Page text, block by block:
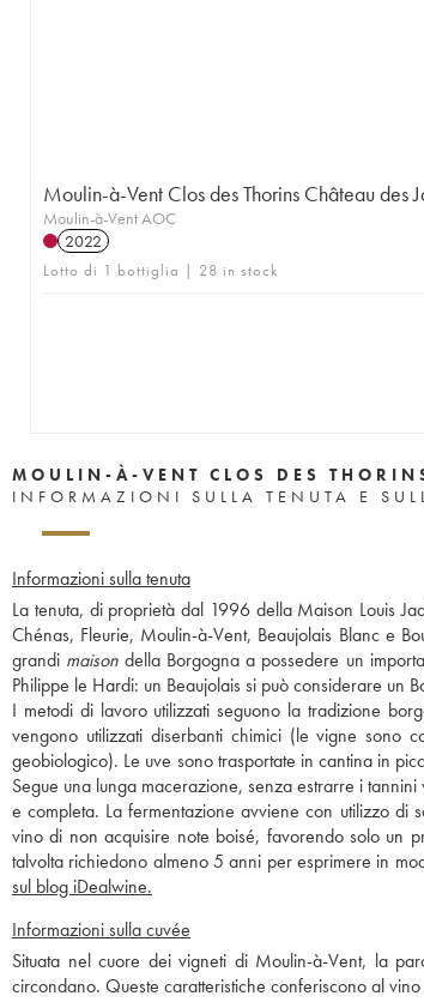
Moulin-à-Vent Clos des Thorins Château des
Moulin-à-Vent AOC
2022
Lotto di 1 bottiglia | 28 in stock
MOULIN-À-VENT CLOS DES
INFORMAZIONI SULLA TENUTA E
Informazioni sulla tenuta
La tenuta, di proprietà dal 1996 della Maison Louis
Chénas, Fleurie, Moulin-à-Vent, Beaujolais Blanc e
grandi maison della Borgogna a possedere un
Philippe le Hardi: un Beaujolais si può considerare un
I metodi di lavoro utilizzati seguono la tradizione
vengono utilizzati diserbanti chimici (le vigne sono
geobiologico). Le uve sono trasportate in cantina in
Segue una lunga macerazione, senza estrarre i
e completa. La fermentazione avviene con utilizzo di
vino di non acquisire note boisé, favorendo solo un
talvolta richiedono almeno 5 anni per esprimere in
sul blog iDealwine.
Informazioni sulla cuvée
Situata nel cuore dei vigneti di Moulin-à-Vent, la
circondano. Queste caratteristiche conferiscono al